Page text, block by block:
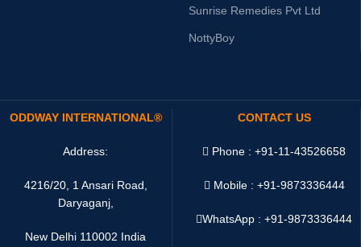
Sunrise Remedies Pvt Ltd
NottyBoy
ODDWAY INTERNATIONAL®
Address:
4216/20, 1 Ansari Road,
Daryaganj,
New Delhi 110002 India
CONTACT US
Phone : +91-11-43526658
Mobile : +91-9873336444
WhatsApp :+91-9873336444